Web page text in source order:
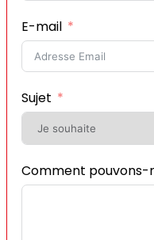
E-mail
Sujet
Comment pouvons-